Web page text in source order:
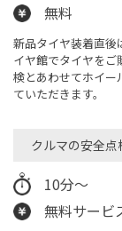
無料
新品タイヤ装着直後
イヤ館でタイヤを
検とあわせてホイー
ていただきます。
クルマの安全点
10分～
無料サービ